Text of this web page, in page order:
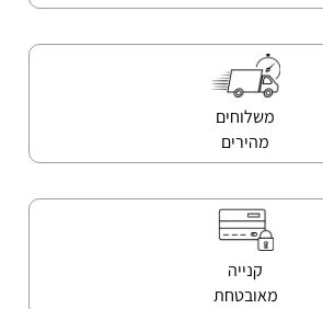
משלוחים
מהירים
קנייה
מאובטחת